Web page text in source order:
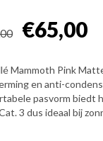
€65,00
Mammoth Pink
en anti-
pasvorm biedt
3 dus ideaal bij